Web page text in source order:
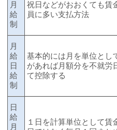
月
給
制
祝日などがおおくても賃
員に多い支払方法
月
給
日
給
制
基本的には月を単位とし
があれば月額分を不就労
て控除する
日
給
月
１日を計算単位として賃